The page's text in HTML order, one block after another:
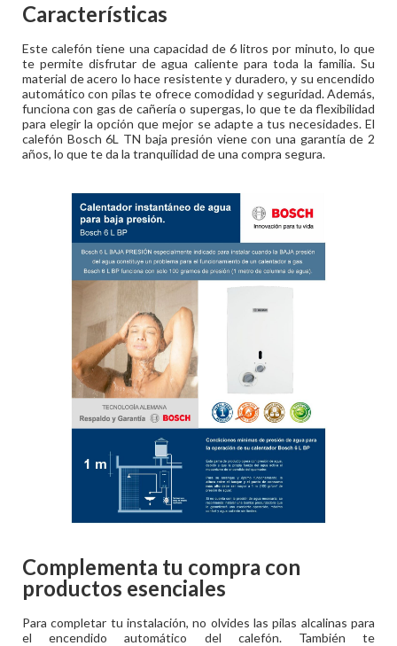
Características
Este calefón tiene una capacidad de 6 litros por minuto, lo que
te permite disfrutar de agua caliente para toda la familia. Su
material de acero lo hace resistente y duradero, y su encendido
automático con pilas te ofrece comodidad y seguridad. Además,
funciona con gas de cañería o supergas, lo que te da flexibilidad
para elegir la opción que mejor se adapte a tus necesidades. El
calefón Bosch 6L TN baja presión viene con una garantía de 2
años, lo que te da la tranquilidad de una compra segura.
Complementa tu compra con
productos esenciales
Para completar tu instalación, no olvides las pilas alcalinas para
el encendido automático del calefón. También te